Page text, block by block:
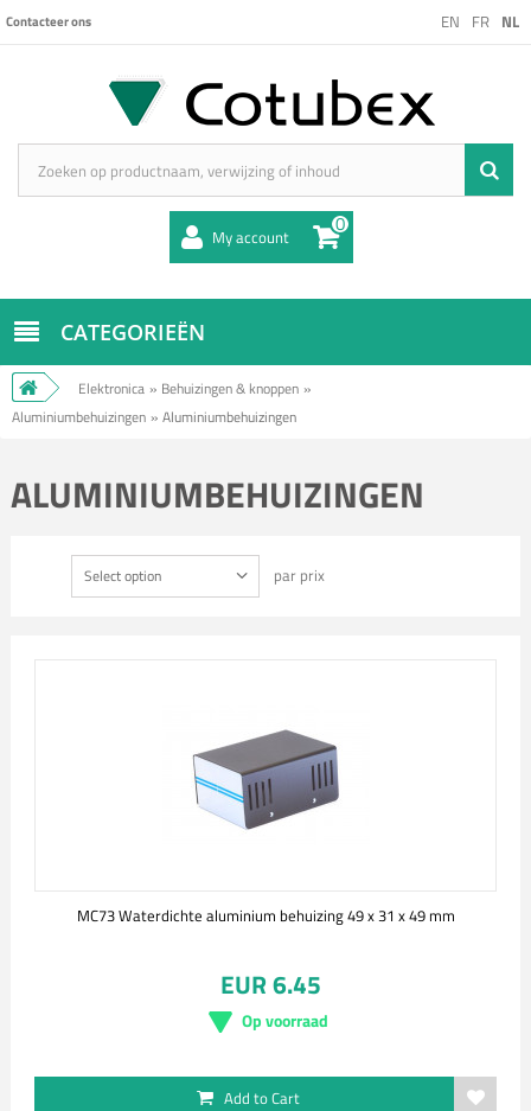
EN FR NL
Contacteer ons
My account 0
CATEGORIEËN
Elektronica » Behuizingen & knoppen »
Aluminiumbehuizingen » Aluminiumbehuizingen
ALUMINIUMBEHUIZINGEN
Select option par prix
MC73 Waterdichte aluminium behuizing 49 x 31 x 49 mm
EUR 6.45
Op voorraad
Add to Cart